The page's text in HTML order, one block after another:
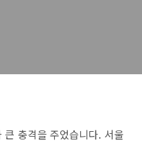
충격을 주었습니다. 서울